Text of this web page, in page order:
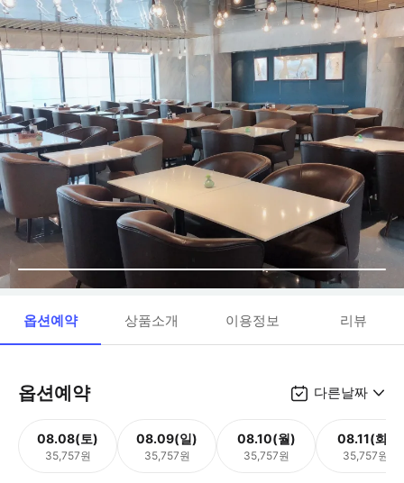
옵션예약 상품소개 이용정보 리뷰
옵션예약 다른날짜
08.08(토)
35,757원
08.09(일)
35,757원
08.10(월)
35,757원
08.11(화)
35,757원